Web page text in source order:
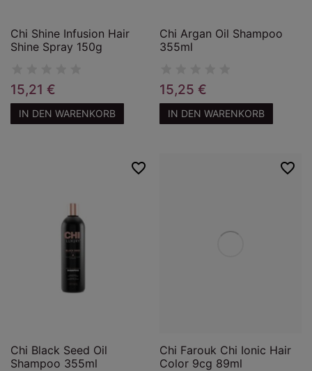
Chi Shine Infusion Hair
Shine Spray 150g
15,21 €
IN DEN WARENKORB
Chi Argan Oil Shampoo
355ml
15,25 €
IN DEN WARENKORB
favorite_border
Chi Black Seed Oil
Shampoo 355ml
favorite_border
Chi Farouk Chi Ionic Hair
Color 9cg 89ml